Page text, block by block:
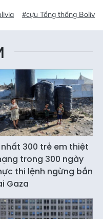
#cựu Tổng thống
300 trẻ em thiệt
trong 300 ngày
thi lệnh ngừng bắn
Gaza